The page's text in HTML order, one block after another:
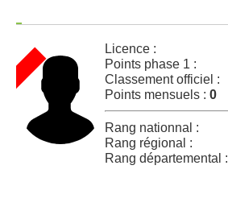
Licence :
Points phase 1 :
Classement officiel :
Points mensuels : 0
Rang nationnal :
Rang régional :
Rang départemental :